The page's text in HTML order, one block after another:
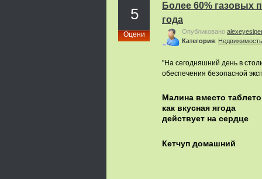
5
Оцени
Более 60% газовых
года
Опубликовано
Категория: Недвижимость
"На сегодняшний день в
обеспечения безопасной
Малина вместо
как вкусная ягода
действует на сердце
Кетчуп домашний